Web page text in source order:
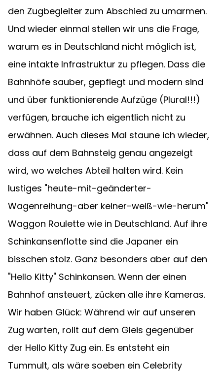
den Zugbegleiter zum Abschied zu umarmen.
Und wieder einmal stellen wir uns die Frage,
warum es in Deutschland nicht möglich ist,
eine intakte Infrastruktur zu pflegen. Dass die
Bahnhöfe sauber, gepflegt und modern sind
und über funktionierende Aufzüge (Plural!!!)
verfügen, brauche ich eigentlich nicht zu
erwähnen. Auch dieses Mal staune ich wieder,
dass auf dem Bahnsteig genau angezeigt
wird, wo welches Abteil halten wird. Kein
lustiges "heute-mit-geänderter-
Wagenreihung-aber keiner-weiß-wie-herum"
Waggon Roulette wie in Deutschland. Auf ihre
Schinkansenflotte sind die Japaner ein
bisschen stolz. Ganz besonders aber auf den
"Hello Kitty" Schinkansen. Wenn der einen
Bahnhof ansteuert, zücken alle ihre Kameras.
Wir haben Glück: Während wir auf unseren
Zug warten, rollt auf dem Gleis gegenüber
der Hello Kitty Zug ein. Es entsteht ein
Tummult, als wäre soeben ein Celebrity